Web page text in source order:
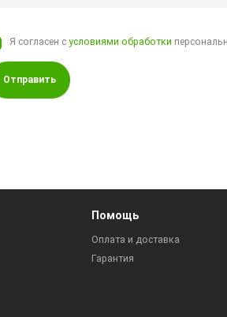
Я согласен сусловиями обработки
Отправить
Помощь
Оплата и доставка
Гарантия